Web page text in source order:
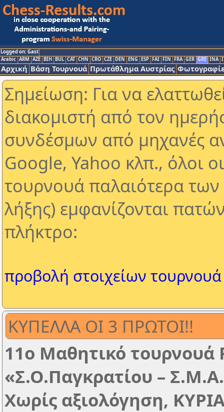
Logged on: Gast
Arabic ARM AZE BIH BUL CAT CHN CRO CZE DEN ENG ESP FAI FIN FRA GER GRE INA
Αρχική Βάση Τουρνουά Πρωτάθλημα Αυστρίας
Σημείωση: Για να
διακομιστή από τον
συνδέσμων από μηχανές
Google, Yahoo κλπ., όλοι
τουρνουά παλαιότερα
λήξης) εμφανίζονται
πλήκτρο:
προβολή στοιχείων τουρνουά
ΚΥΠΕΛΛΑ ΟΙ 3 ΠΡΩΤΟΙ!!
11ο Μαθητικό τουρνουά
«Σ.Ο.Παγκρατίου –
Χωρίς αξιολόγηση,